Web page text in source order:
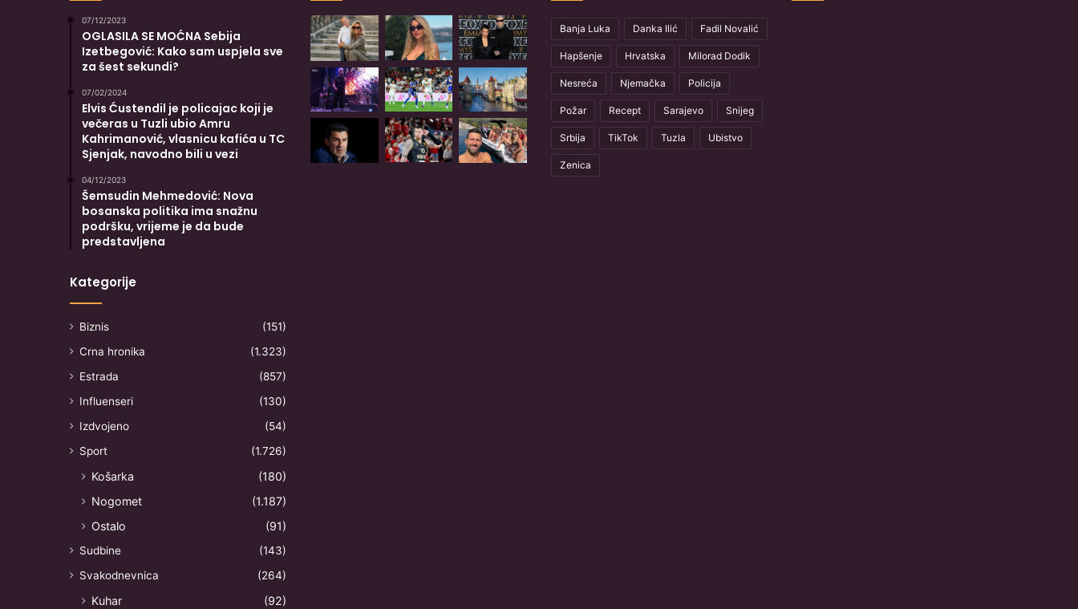
07/12/2023
OGLASILA SE MOĆNA Sebija
Izetbegović: Kako sam uspjela sve
za šest sekundi?
07/02/2024
Elvis Ćustendil je policajac koji je
večeras u Tuzli ubio Amru
Kahrimanović, vlasnicu kafića u TC
Sjenjak, navodno bili u vezi
04/12/2023
Šemsudin Mehmedović: Nova
bosanska politika ima snažnu
podršku, vrijeme je da bude
predstavljena
Kategorije
Biznis
(151)
Crna hronika
(1.323)
Estrada
(857)
Influenseri
(130)
Izdvojeno
(54)
Sport
(1.726)
Košarka
(180)
Nogomet
(1.187)
Ostalo
(91)
Sudbine
(143)
Svakodnevnica
(264)
Kuhar (92)
Banja Luka Danka Ilić Fadil Novalić
Hapšenje Hrvatska Milorad Dodik
Nesreća Njemačka Policija
Požar Recept Sarajevo Snijeg
Srbija TikTok Tuzla Ubistvo
Zenica